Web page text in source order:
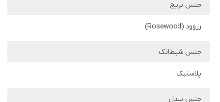
جنس بریج
رزوود (Rosewood)
جنس شیطانک
پلاستیک
جنس سدل